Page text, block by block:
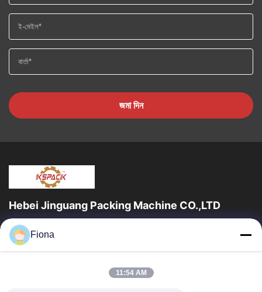
জমা দিন
Hebei Jinguang Packing Machine CO.,LTD
জিনগুয়াং প্যাকিং মেশিন কো লিমিটেড হ'ল একটি পেশাদার professionalেউখেলানযুক্ত
শক্ত কাগজ মুদ্রণ সরঞ্জাম এবং দশ বছরেরও বেশি সময় ধরে শক্ত কাগজ...
দ্রুত লিঙ্ক
পণ্য
Fiona
11:54 AM